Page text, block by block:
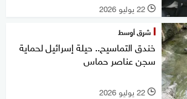
l 22 يوليو 2026
شرق أوسط
خندق التماسيح.. حيلة إسرائيل لحماية
سجن عناصر حماس
l 22 يوليو 2026